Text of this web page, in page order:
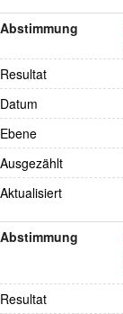
Abstimmung
Resultat
Datum
Ebene
Ausgezählt
Aktualisiert
Abstimmung
Resultat